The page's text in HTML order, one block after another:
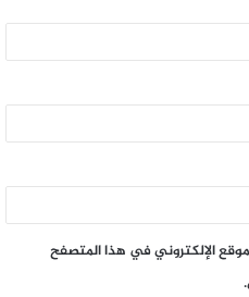
الإلكتروني في هذا المتصفح